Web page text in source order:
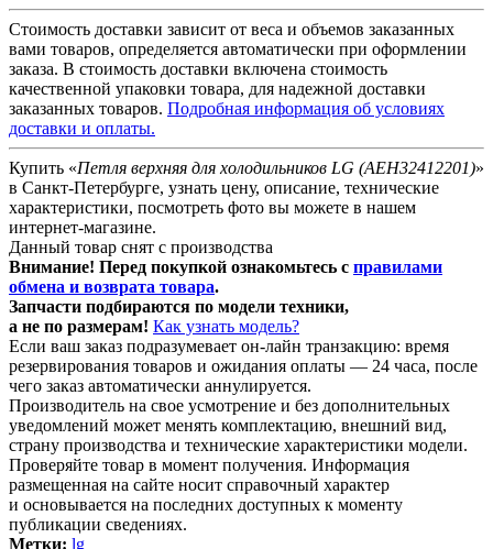
Стоимость доставки зависит от веса и объемов заказанных
вами товаров, определяется автоматически при оформлении
заказа. В стоимость доставки включена стоимость
качественной упаковки товара, для надежной доставки
заказанных товаров. Подробная информация об условиях
доставки и оплаты.
Купить «Петля верхняя для холодильников LG (AEH32412201)»
в Санкт-Петербурге, узнать цену, описание, технические
характеристики, посмотреть фото вы можете в нашем
интернет-магазине.
Данный товар снят с производства
Внимание! Перед покупкой ознакомьтесь с правилами
обмена и возврата товара.
Запчасти подбираются по модели техники,
а не по размерам! Как узнать модель?
Если ваш заказ подразумевает он-лайн транзакцию: время
резервирования товаров и ожидания оплаты — 24 часа, после
чего заказ автоматически аннулируется.
Производитель на свое усмотрение и без дополнительных
уведомлений может менять комплектацию, внешний вид,
страну производства и технические характеристики модели.
Проверяйте товар в момент получения. Информация
размещенная на сайте носит справочный характер
и основывается на последних доступных к моменту
публикации сведениях.
Метки: lg